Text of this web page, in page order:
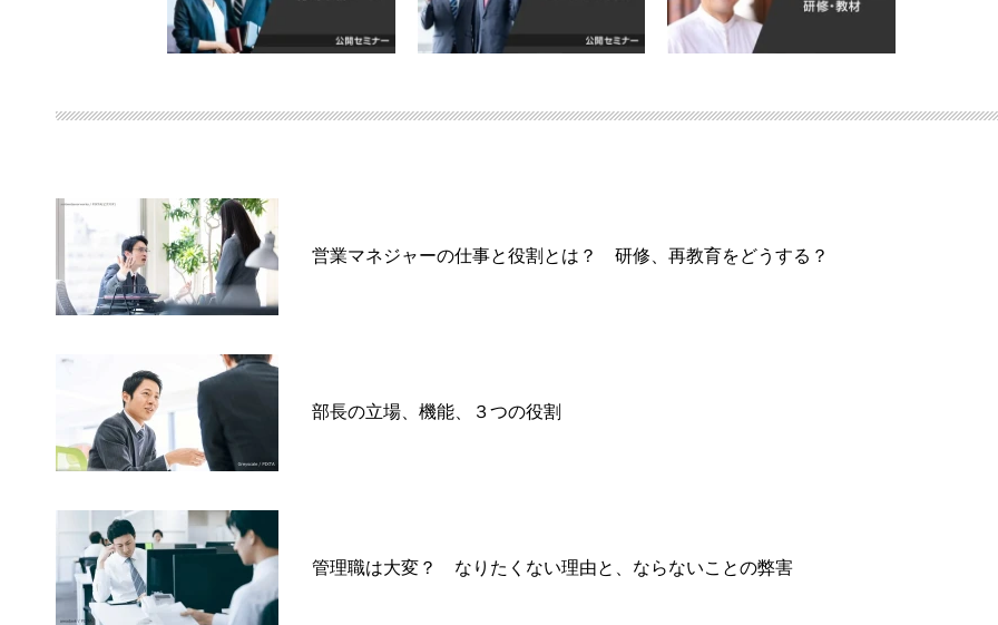
営業マネジャーの仕事と役割とは？ 研修、再教育をどうする？
部長の立場、機能、３つの役割
管理職は大変？ なりたくない理由と、ならないことの弊害